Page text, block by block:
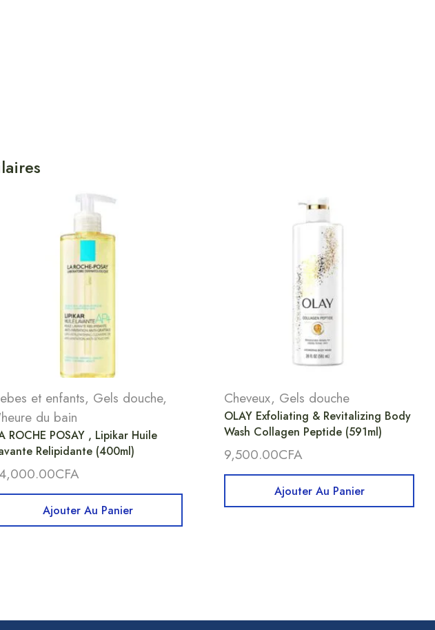
et enfants, Gels douche,
du bain
ROCHE POSAY , Lipikar Huile
Relipidante (400ml)
CFA
Ajouter Au Panier
Cheveux, Gels douche
OLAY Exfoliating & Revitalizing Body
Wash Collagen Peptide (591ml)
9,500.00CFA
Ajouter Au Panier